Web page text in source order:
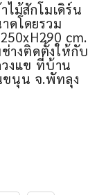
ไม้สักโมเดิร์น
ดโดยรวม
cm.
างติดตั้งให้กับ
งแข ที่บ้าน
ขนุน จ.พัทลุง